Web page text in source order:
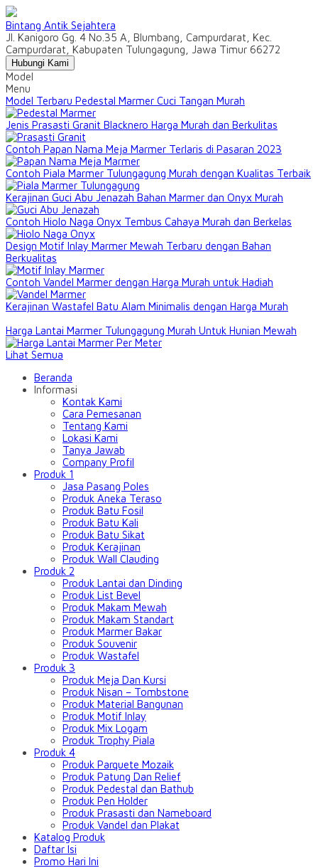
Bintang Antik Sejahtera
Jl. Kanigoro Gg. 4 No.35 A, Blumbang, Campurdarat, Kec.
Campurdarat, Kabupaten Tulungagung, Jawa Timur 66272
Hubungi Kami
Model
Menu
Model Terbaru Pedestal Marmer Cuci Tangan Murah
Jenis Prasasti Granit Blacknero Harga Murah dan Berkulitas
Contoh Papan Nama Meja Marmer Terlaris di Pasaran 2023
Contoh Piala Marmer Tulungagung Murah dengan Kualitas Terbaik
Kerajinan Guci Abu Jenazah Bahan Marmer dan Onyx Murah
Contoh Hiolo Naga Onyx Tembus Cahaya Murah dan Berkelas
Design Motif Inlay Marmer Mewah Terbaru dengan Bahan
Berkualitas
Contoh Vandel Marmer dengan Harga Murah untuk Hadiah
Kerajinan Wastafel Batu Alam Minimalis dengan Harga Murah
Harga Lantai Marmer Tulungagung Murah Untuk Hunian Mewah
Lihat Semua
Beranda
Informasi
Kontak Kami
Cara Pemesanan
Tentang Kami
Lokasi Kami
Tanya Jawab
Company Profil
Produk 1
Jasa Pasang Poles
Produk Aneka Teraso
Produk Batu Fosil
Produk Batu Kali
Produk Batu Sikat
Produk Kerajinan
Produk Wall Clauding
Produk 2
Produk Lantai dan Dinding
Produk List Bevel
Produk Makam Mewah
Produk Makam Standart
Produk Marmer Bakar
Produk Souvenir
Produk Wastafel
Produk 3
Produk Meja Dan Kursi
Produk Nisan – Tombstone
Produk Material Bangunan
Produk Motif Inlay
Produk Mix Logam
Produk Trophy Piala
Produk 4
Produk Parquete Mozaik
Produk Patung Dan Relief
Produk Pedestal dan Bathub
Produk Pen Holder
Produk Prasasti dan Nameboard
Produk Vandel dan Plakat
Katalog Produk
Daftar Isi
Promo Hari Ini